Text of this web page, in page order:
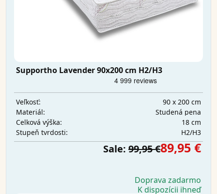
Supportho Lavender 90x200 cm H2/H3
Veľkosť:
90 x 200 cm
Materiál:
Studená pena
Celková výška:
18 cm
Stupeň tvrdosti:
H2/H3
Sale: 99,95 €89,95 €
Doprava zadarmo
K dispozícii ihneď